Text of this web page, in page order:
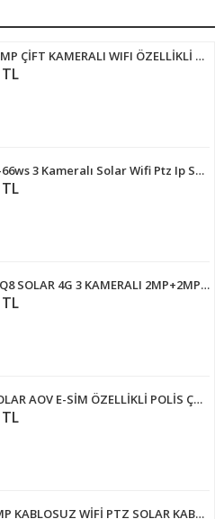
ARNA 3+3 MP ÇİFT KAMERALI WIFI ÖZELLİKLİ SOLAR SYSTEM GÜNEŞ PANELLİ GÜVENLİK KAMERASI - 2092
X5tech Rx-66ws 3 Kameralı Solar Wifi Ptz Ip Sesli Akıllı Güvenlik Kamera 3+3+3 Mp
CASACOP Q8 SOLAR 4G 3 KAMERALI 2MP+2MP+2MP PTZ SESLİ SİM KARTLI KAMERA
4G ÇİFT SOLAR AOV E-SİM ÖZELLİKLİ POLİS ÇAKARLI 4 KAMERALI KABLOSUZ GÜVENLİK KAMERASI BS-220GS
3 Lensli 5MP KABLOSUZ WİFİ PTZ SOLAR KABLOSUZ GÜVENLİK KAMERASI